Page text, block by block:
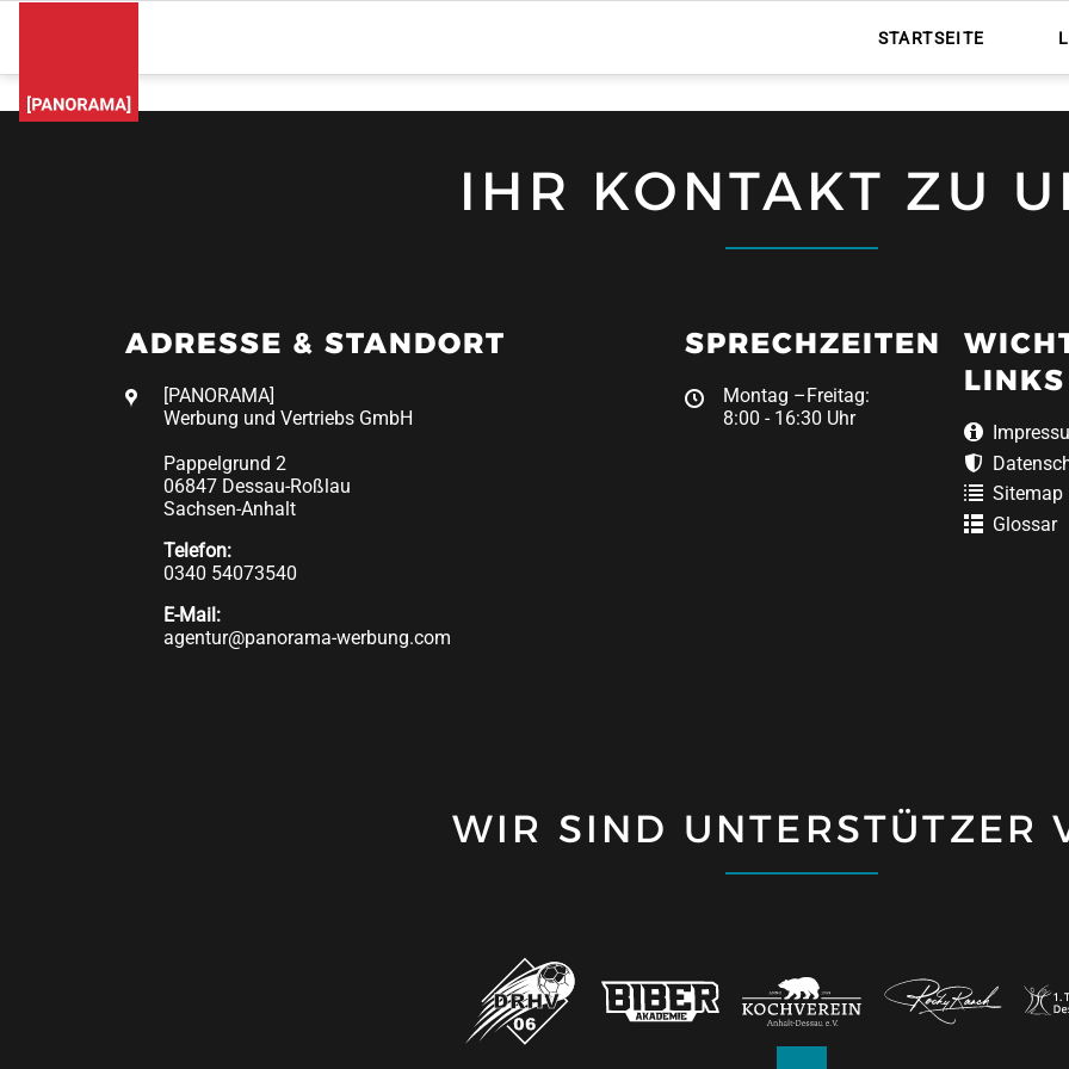
STARTSEITE
IHR KONTAKT ZU
ADRESSE & STANDORT
[PANORAMA]
Werbung und Vertriebs GmbH
Pappelgrund 2
06847 Dessau-Roßlau
Sachsen-Anhalt
Telefon:
0340 54073540
E-Mail:
agentur@panorama-werbung.com
SPRECHZEITEN
Montag –Freitag:
8:00 - 16:30 Uhr
LINKS
Sitemap
Glossar
WIR SIND UNTERSTÜTZER